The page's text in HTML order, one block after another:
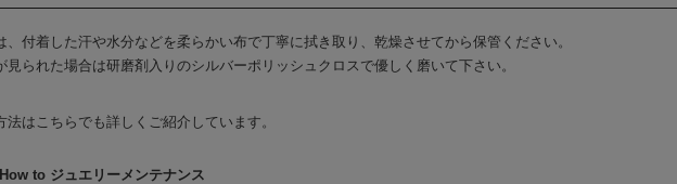
、付着した汗や水分などを柔らかい布で丁寧に拭き取り、乾燥させてから保管ください。
見られた場合は研磨剤入りのシルバーポリッシュクロスで優しく磨いて下さい。
法はこちらでも詳しくご紹介しています。
How to ジュエリーメンテナンス